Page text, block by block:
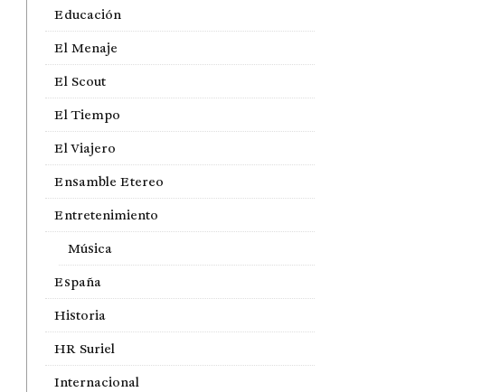
Educación
El Menaje
El Scout
El Tiempo
El Viajero
Ensamble Etereo
Entretenimiento
Música
España
Historia
HR Suriel
Internacional